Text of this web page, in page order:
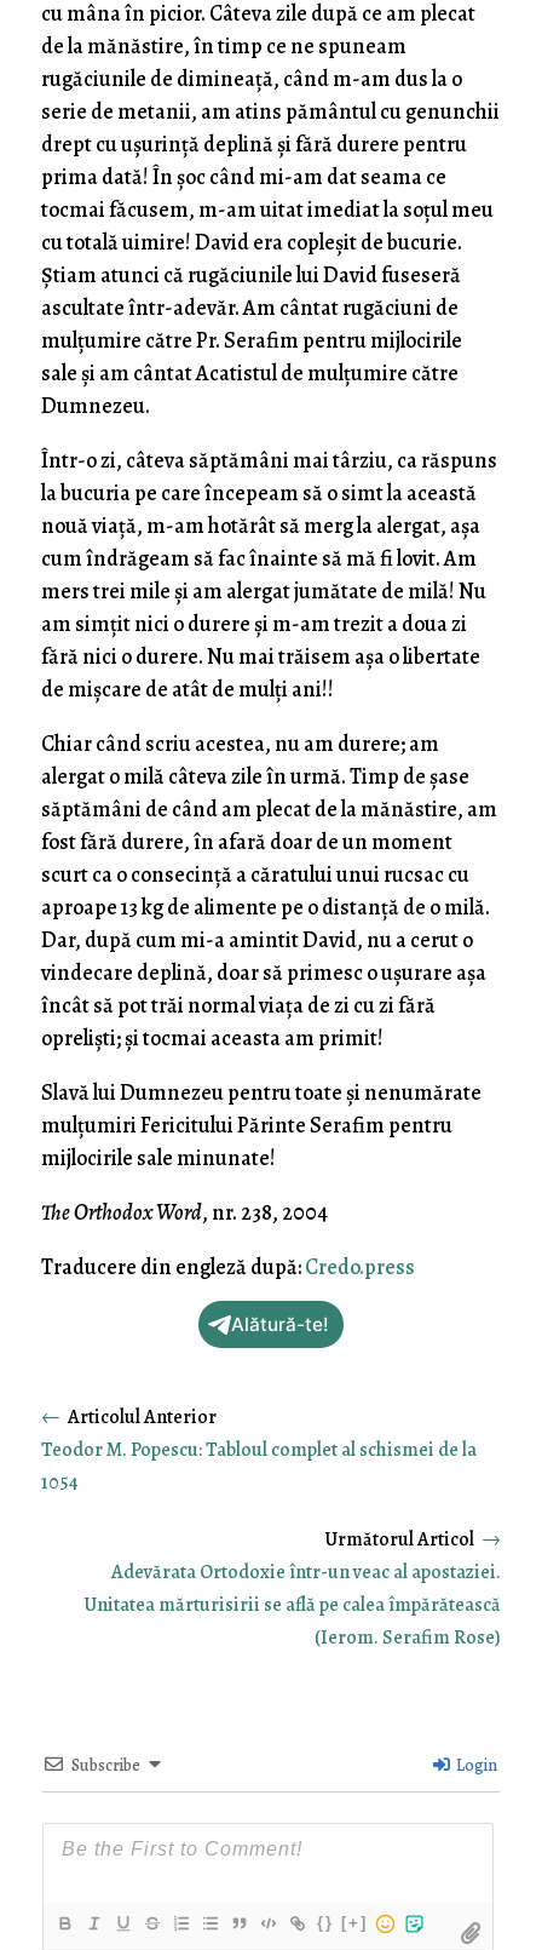
cu mâna în picior. Câteva zile după ce am plecat
de la mănăstire, în timp ce ne spuneam
rugăciunile de dimineață, când m-am dus la o
serie de metanii, am atins pământul cu genunchii
drept cu ușurință deplină și fără durere pentru
prima dată! În șoc când mi-am dat seama ce
tocmai făcusem, m-am uitat imediat la soțul meu
cu totală uimire! David era copleșit de bucurie.
Știam atunci că rugăciunile lui David fuseseră
ascultate într-adevăr. Am cântat rugăciuni de
mulțumire către Pr. Serafim pentru mijlocirile
sale și am cântat Acatistul de mulțumire către
Dumnezeu.
Într-o zi, câteva săptămâni mai târziu, ca răspuns
la bucuria pe care începeam să o simt la această
nouă viață, m-am hotărât să merg la alergat, așa
cum îndrăgeam să fac înainte să mă fi lovit. Am
mers trei mile și am alergat jumătate de milă! Nu
am simțit nici o durere și m-am trezit a doua zi
fără nici o durere. Nu mai trăisem așa o libertate
de mișcare de atât de mulți ani!!
Chiar când scriu acestea, nu am durere; am
alergat o milă câteva zile în urmă. Timp de șase
săptămâni de când am plecat de la mănăstire, am
fost fără durere, în afară doar de un moment
scurt ca o consecință a căratului unui rucsac cu
aproape 13 kg de alimente pe o distanță de o milă.
Dar, după cum mi-a amintit David, nu a cerut o
vindecare deplină, doar să primesc o ușurare așa
încât să pot trăi normal viața de zi cu zi fără
opreliști; și tocmai aceasta am primit!
Slavă lui Dumnezeu pentru toate și nenumărate
mulțumiri Fericitului Părinte Serafim pentru
mijlocirile sale minunate!
The Orthodox Word, nr. 238, 2004
Traducere din engleză după:Credo.press
Alătură-te!
←
Teodor M. Popescu: Tabloul complet al schismei de la
1054
Adevărata Ortodoxie într-un veac al apostaziei.
Unitatea mărturisirii se află pe calea împărătească
(Ierom. Serafim Rose)
→
Subscribe Login
{} [+]